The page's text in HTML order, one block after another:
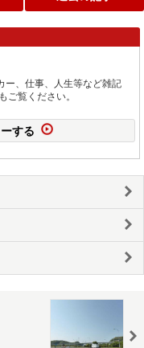
ー、仕事、人生等など雑記
ご覧ください。
する